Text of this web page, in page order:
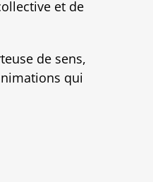
et de
de sens,
qui